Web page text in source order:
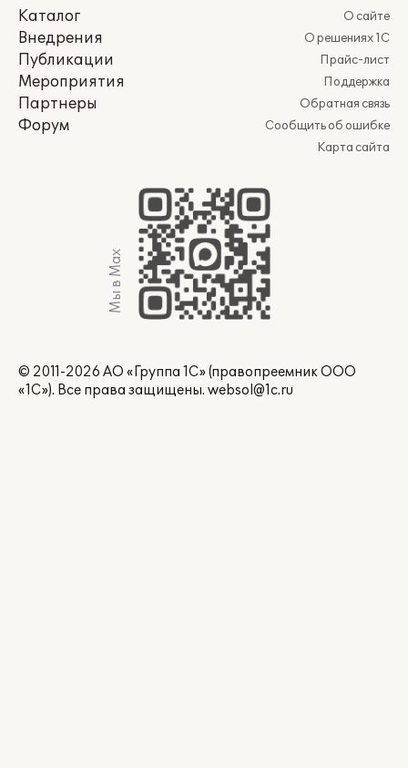
Каталог
Внедрения
Публикации
Мероприятия
Партнеры
Форум
О сайте
О решениях 1С
Прайс-лист
Поддержка
Обратная связь
Сообщить об ошибке
Карта сайта
Мы в Max
© 2011-2026 АО «Группа 1С» (правопреемник ООО
«1С»). Все права защищены. websol@1c.ru